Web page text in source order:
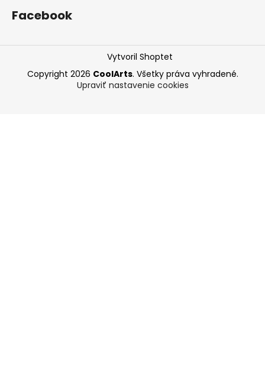
Facebook
Vytvoril Shoptet
Copyright 2026 CoolArts. Všetky práva vyhradené.
Upraviť nastavenie cookies